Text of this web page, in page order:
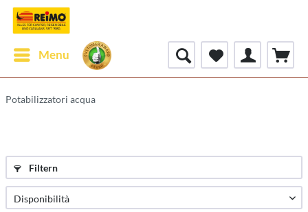
Menu
Potabilizzatori acqua
Filtern